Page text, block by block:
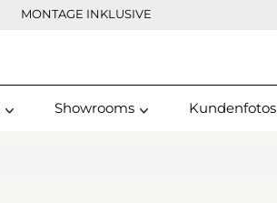
MONTAGE INKLUSIVE
Showrooms Kundenfotos